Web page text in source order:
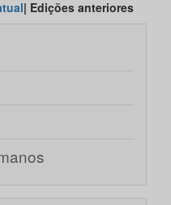
| Edições anteriores